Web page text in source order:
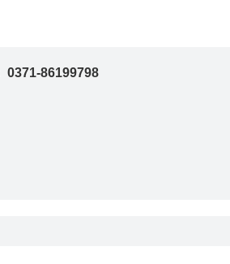
0371-86199798